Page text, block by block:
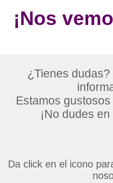
¡Nos
¿Tienes
Estamos
¡No dudes
Da click en el icono